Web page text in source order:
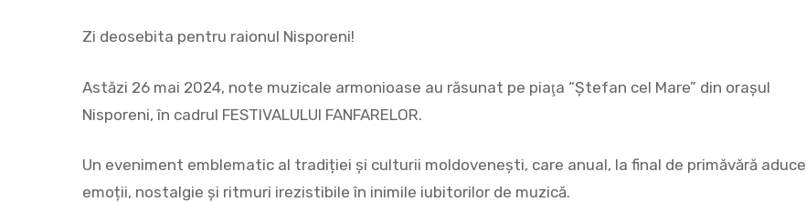
Zi deosebita pentru raionul Nisporeni!
Astăzi 26 mai 2024, note muzicale armonioase au răsunat pe piaţa “Ştefan cel Mare” din oraşul
Nisporeni, în cadrul FESTIVALULUI FANFARELOR.
Un eveniment emblematic al tradiției și culturii moldoveneşti, care anual, la final de primăvără aduce
emoții, nostalgie și ritmuri irezistibile în inimile iubitorilor de muzică.